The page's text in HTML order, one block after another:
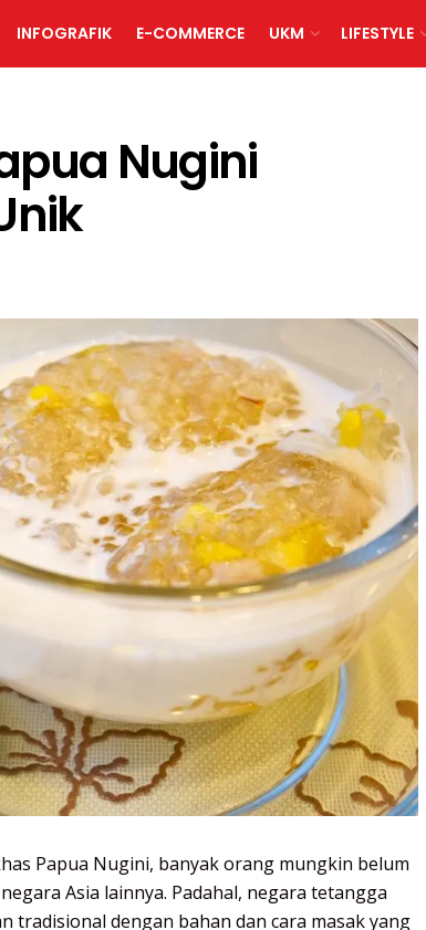
INFOGRAFIK E-COMMERCE UKM LIFESTYLE
Nugini
Papua Nugini, banyak orang mungkin belum
Asia lainnya. Padahal, negara tetangga
tradisional dengan bahan dan cara masak yang